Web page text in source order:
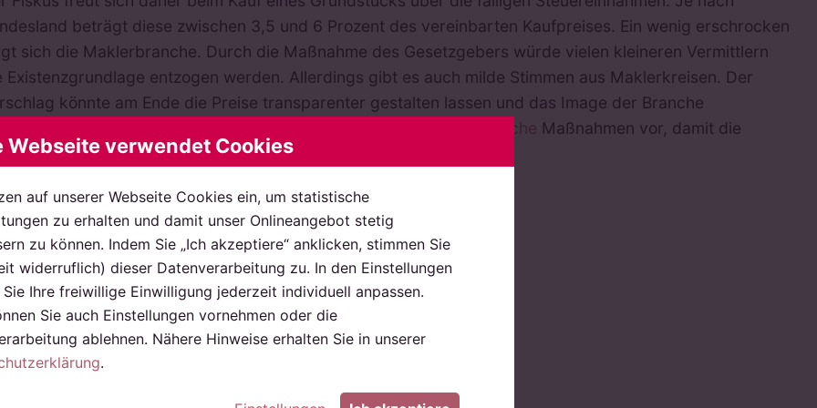
beträgt diese zwischen 3,5 und 6 Prozent des vereinbarten Kaufpreises. Ein wenig erschrocken
sich die Maklerbranche. Durch die Maßnahme des Gesetzgebers würde vielen kleineren Vermittlern
Existenzgrundlage entzogen werden. Allerdings gibt es auch milde Stimmen aus Maklerkreisen. Der
könnte am Ende die Preise transparenter gestalten lassen und das Image der Branche
kartellrechtliche Maßnahmen vor, damit die
entlastet werden können.
Facebook
TwitterLinkedIn
Webseite verwendet Cookies
auf unserer Webseite Cookies ein, um statistische
zu erhalten und damit unser Onlineangebot stetig
zu können. Indem Sie „Ich akzeptiere“ anklicken, stimmen Sie
widerruflich) dieser Datenverarbeitung zu. In den Einstellungen
Sie Ihre freiwillige Einwilligung jederzeit individuell anpassen.
Sie auch Einstellungen vornehmen oder die
ablehnen. Nähere Hinweise erhalten Sie in unserer
.